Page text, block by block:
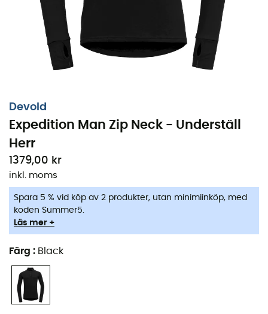
Devold
Expedition Man Zip Neck - Underställ
Herr
1379,00 kr
inkl. moms
Spara 5 % vid köp av 2 produkter, utan minimiinköp, med
koden Summer5.
Läs mer +
Färg : Black